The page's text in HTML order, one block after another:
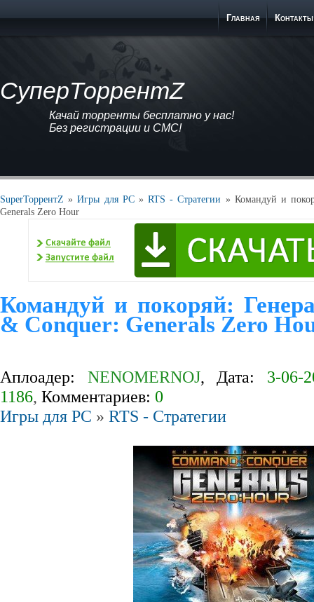
СуперТоррентZ
Качай торренты бесплатно у нас!
Без регистрации и СМС!
Главная Контакты
SuperТоррентZ »Игры для PC»RTS - Стратегии » Командуй и
Generals Zero Hour
Командуй и покоряй:
& Conquer: Generals Zero
Аплоадер: NENOMERNOJ, Дата:
3-06-
1186, Комментариев: 0
Игры для PC » RTS - Стратегии